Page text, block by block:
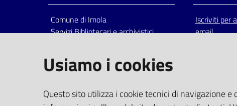
Comune di Imola
Servizi Bibliotecari e archivistici
Italia
centralino: tel 0542.6026.36 fax
bim@comune.imola.bo.it
PEC
Iscriviti per
email
Usiamo i cookies
Questo sito utilizza i cookie tecnici di navigazione